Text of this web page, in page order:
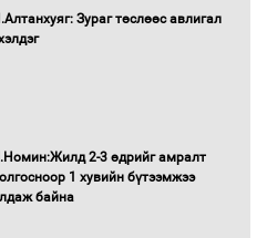
Зураг төслөөс авлигал
2-3 өдрийг амралт
1 хувийн бүтээмжээ
байна